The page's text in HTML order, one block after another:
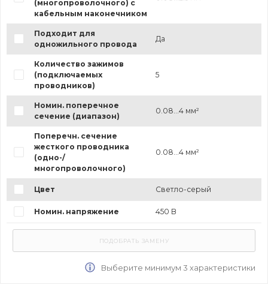
(многопроволочного) с
кабельным наконечником
Подходит для
одножильного провода
Да
Количество зажимов
(подключаемых
проводников)
5
Номин. поперечное
сечение (диапазон)
0.08...4 мм²
Поперечн. сечение
жесткого проводника
(одно-/
многопроволочного)
0.08...4 мм²
Цвет Светло-серый
Номин. напряжение 450 В
Выберите минимум 3 характеристики